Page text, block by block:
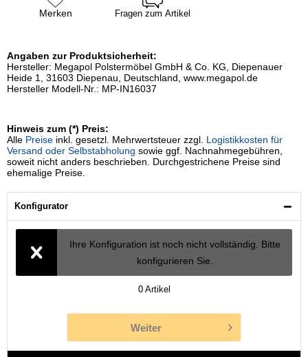
Merken Fragen zum Artikel
Angaben zur Produktsicherheit:
Hersteller: Megapol Polstermöbel GmbH & Co. KG, Diepenauer
Heide 1, 31603 Diepenau, Deutschland, www.megapol.de
Hersteller Modell-Nr.: MP-IN16037
Hinweis zum (*) Preis:
Alle Preise inkl. gesetzl. Mehrwertsteuer zzgl. Logistikkosten für
Versand oder Selbstabholung sowie ggf. Nachnahmegebühren,
soweit nicht anders beschrieben. Durchgestrichene Preise sind
ehemalige Preise.
Konfigurator
Ihre Konfiguration ist noch nicht vollständig. Bitte
konfigurieren Sie.
0 Artikel
Weiter